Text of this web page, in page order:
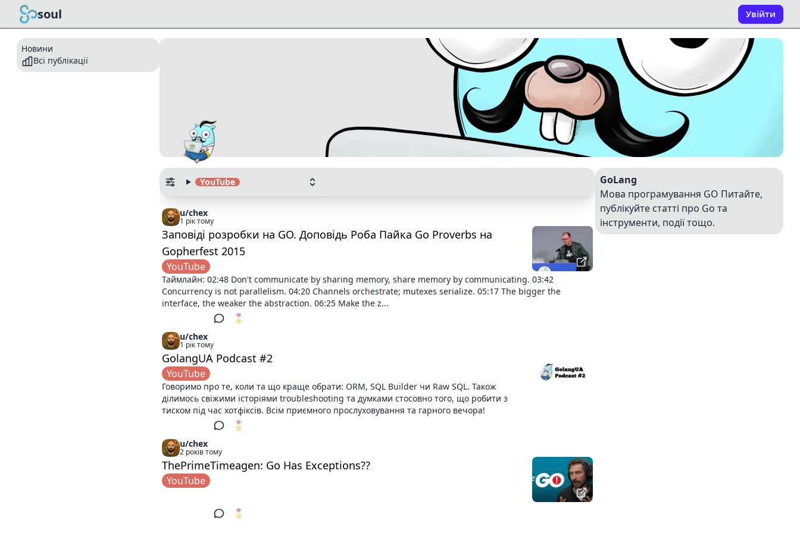
soul Увійти
Новини
Всі публікації
YouTube
u/chex
1 рік тому
Заповіді розробки на GO. Доповідь Роба Пайка Go Proverbs на
Gopherfest 2015
YouTube
Таймлайн: 02:48 Don't communicate by sharing memory, share memory by communicating. 03:42
Concurrency is not parallelism. 04:20 Channels orchestrate; mutexes serialize. 05:17 The bigger the
interface, the weaker the abstraction. 06:25 Make the z...
🎖️
u/chex
1 рік тому
GolangUA Podcast #2
YouTube
Говоримо про те, коли та що краще обрати: ORM, SQL Builder чи Raw SQL. Також
ділимось свіжими історіями troubleshooting та думками стосовно того, що робити з
тиском під час хотфіксів. Всім приємного прослуховування та гарного вечора!
🎖️
u/chex
2 років тому
ThePrimeTimeagen: Go Has Exceptions??
YouTube
🎖️
GoLang
Мова програмування GO Питайте,
публікуйте статті про Go та
інструменти, події тощо.